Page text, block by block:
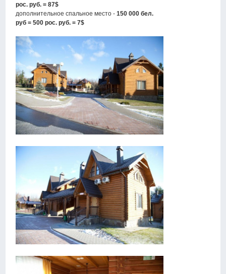
рос. руб. = 87$
дополнительное спальное место -150 000 бел.
руб = 500 рос. руб. = 7$